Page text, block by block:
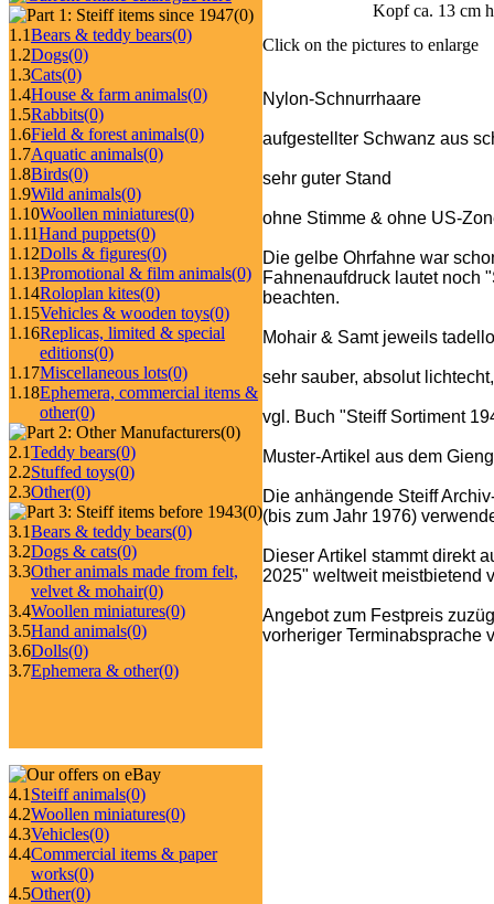
(0)
1.1Bears & teddy bears(0)
1.2Dogs(0)
1.3Cats(0)
1.4House & farm animals(0)
1.5Rabbits(0)
1.6Field & forest animals(0)
1.7Aquatic animals(0)
1.8Birds(0)
1.9Wild animals(0)
1.10Woollen miniatures(0)
1.11Hand puppets(0)
1.12Dolls & figures(0)
1.13Promotional & film animals(0)
1.14Roloplan kites(0)
1.15Vehicles & wooden toys(0)
1.16Replicas, limited & special
editions(0)
1.17Miscellaneous lots(0)
1.18Ephemera, commercial items &
other(0)
(0)
2.1Teddy bears(0)
2.2Stuffed toys(0)
2.3Other(0)
(0)
3.1Bears & teddy bears(0)
3.2Dogs & cats(0)
3.3Other animals made from felt,
velvet & mohair(0)
3.4Woollen miniatures(0)
3.5Hand animals(0)
3.6Dolls(0)
3.7Ephemera & other(0)
4.1 Steiff animals(0)
4.2Woollen miniatures(0)
4.3Vehicles(0)
4.4Commercial items & paper
works(0)
4.5Other(0)
Kopf ca. 13 cm
Click on the pictures to enlarge
Nylon-Schnurrhaare
aufgestellter Schwanz aus
sehr guter Stand
ohne Stimme & ohne US-
Die gelbe Ohrfahne war
Fahnenaufdruck lautet noch
beachten.
Mohair & Samt jeweils
sehr sauber, absolut
vgl. Buch "Steiff Sortiment
Muster-Artikel aus dem
Die anhängende Steiff
(bis zum Jahr 1976)
Dieser Artikel stammt direkt
2025" weltweit meistbietend
Angebot zum Festpreis
vorheriger Terminabsprache